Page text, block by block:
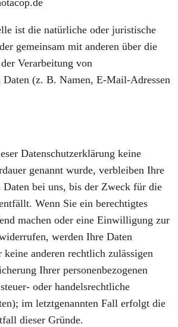
ist die natürliche oder juristische
gemeinsam mit anderen über die
Verarbeitung von
Daten (z. B. Namen, E-Mail-Adressen
Datenschutzerklärung keine
genannt wurde, verbleiben Ihre
Daten bei uns, bis der Zweck für die
Wenn Sie ein berechtigtes
machen oder eine Einwilligung zur
werden Ihre Daten
anderen rechtlich zulässigen
Ihrer personenbezogenen
oder handelsrechtliche
im letztgenannten Fall erfolgt die
dieser Gründe.